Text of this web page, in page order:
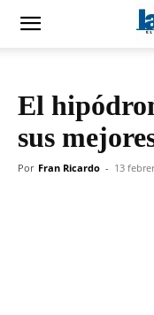
El
sus
Por Fran Ricardo - 13